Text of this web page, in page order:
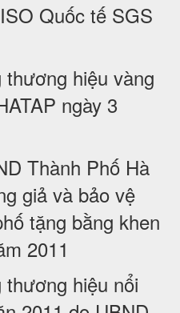
Quốc tế SGS
hiệu vàng
ngày 3
Thành Phố Hà
giả và bảo vệ
tặng bằng khen
2011
hiệu nổi